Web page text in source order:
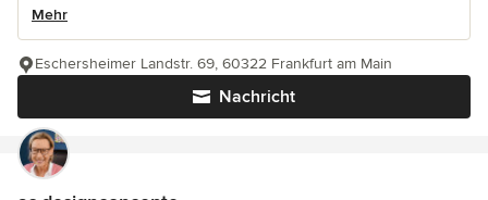
Mehr
Nachricht
Eschersheimer Landstr. 69, 60322 Frankfurt am Main